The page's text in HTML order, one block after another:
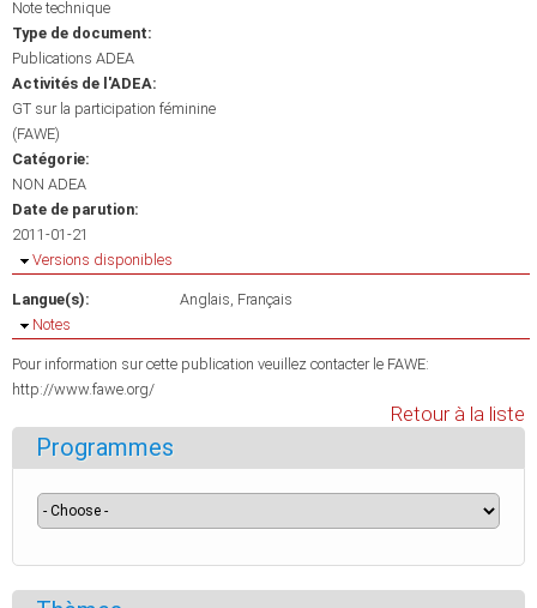
Note technique
Type de document:
Publications ADEA
Activités de l'ADEA:
GT sur la participation féminine
(FAWE)
Catégorie:
NON ADEA
Date de parution:
2011-01-21
Masquer
Versions disponibles
Langue(s): Anglais Français
Masquer
Notes
Pour information sur cette publication veuillez contacter le FAWE:
http://www.fawe.org/
Retour à la liste
Programmes